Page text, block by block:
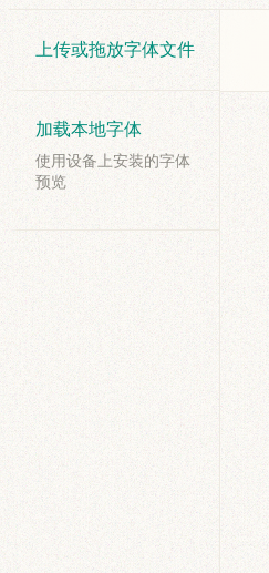
上传或拖放字体文件
加载本地字体
使用设备上安装的字体
预览